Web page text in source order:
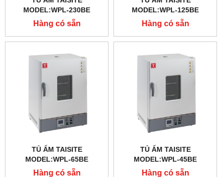
MODEL:WPL-230BE
Hàng có sẵn
MODEL:WPL-125BE
Hàng có sẵn
TỦ ẤM TAISITE
MODEL:WPL-65BE
Hàng có sẵn
TỦ ẤM TAISITE
MODEL:WPL-45BE
Hàng có sẵn